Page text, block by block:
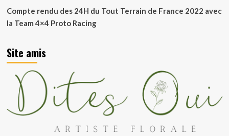
Compte rendu des 24H du Tout Terrain de France 2022 avec
la Team 4×4 Proto Racing
Site amis